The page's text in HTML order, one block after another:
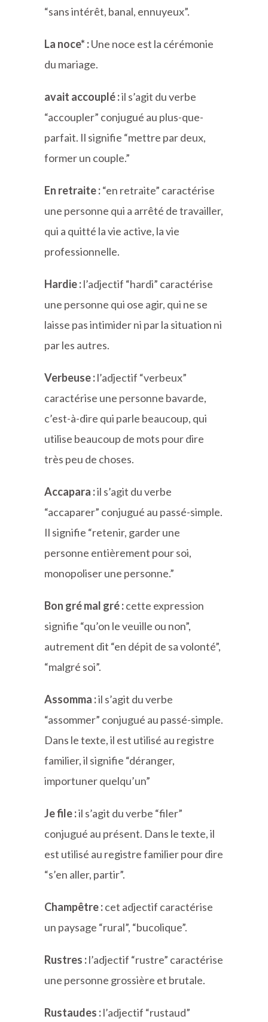
“sans intérêt, banal, ennuyeux”.
La noce* :Une noce est la cérémonie
du mariage.
avait accouplé :il s’agit du verbe
“accoupler” conjugué au plus-que-
parfait. Il signifie “mettre par deux,
former un couple.”
En retraite :“en retraite” caractérise
une personne qui a arrêté de travailler,
qui a quitté la vie active, la vie
professionnelle.
Hardie :l’adjectif “hardi” caractérise
une personne qui ose agir, qui ne se
laisse pas intimider ni par la situation ni
par les autres.
Verbeuse :l’adjectif “verbeux”
caractérise une personne bavarde,
c’est-à-dire qui parle beaucoup, qui
utilise beaucoup de mots pour dire
très peu de choses.
Accapara :il s’agit du verbe
“accaparer” conjugué au passé-simple.
Il signifie “retenir, garder une
personne entièrement pour soi,
monopoliser une personne.”
Bon gré mal gré :cette expression
signifie “qu’on le veuille ou non”,
autrement dit “en dépit de sa volonté”,
“malgré soi”.
Assomma :il s’agit du verbe
“assommer” conjugué au passé-simple.
Dans le texte, il est utilisé au registre
familier, il signifie “déranger,
importuner quelqu’un”
Je file :il s’agit du verbe “filer”
conjugué au présent. Dans le texte, il
est utilisé au registre familier pour dire
“s’en aller, partir”.
Champêtre :cet adjectif caractérise
un paysage “rural”, “bucolique”.
Rustres :l’adjectif “rustre” caractérise
une personne grossière et brutale.
Rustaudes :l’adjectif “rustaud”